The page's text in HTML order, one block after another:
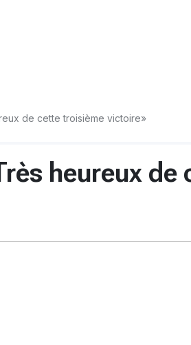
de cette troisième victoire»
heureux de